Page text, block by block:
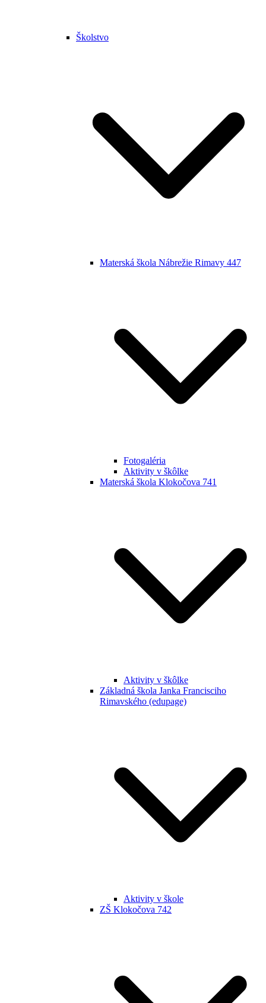
Školstvo
Materská škola Nábrežie Rimavy 447
Fotogaléria
Aktivity v škôlke
Materská škola Klokočova 741
Aktivity v škôlke
Základná škola Janka Francisciho
Rimavského (edupage)
Aktivity v škole
ZŠ Klokočova 742